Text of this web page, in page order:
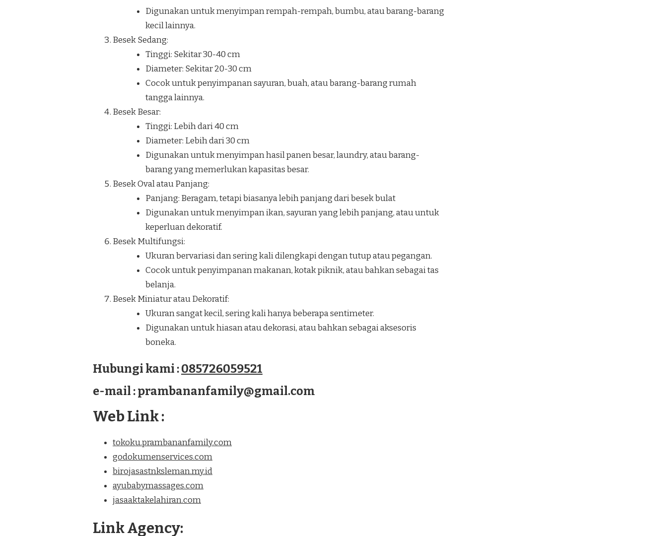
Digunakan untuk menyimpan rempah-rempah, bumbu, atau barang-barang
kecil lainnya.
Besek Sedang:
Tinggi: Sekitar 30-40 cm
Diameter: Sekitar 20-30 cm
Cocok untuk penyimpanan sayuran, buah, atau barang-barang rumah
tangga lainnya.
Besek Besar:
Tinggi: Lebih dari 40 cm
Diameter: Lebih dari 30 cm
Digunakan untuk menyimpan hasil panen besar, laundry, atau barang-
barang yang memerlukan kapasitas besar.
Besek Oval atau Panjang:
Panjang: Beragam, tetapi biasanya lebih panjang dari besek bulat
Digunakan untuk menyimpan ikan, sayuran yang lebih panjang, atau untuk
keperluan dekoratif.
Besek Multifungsi:
Ukuran bervariasi dan sering kali dilengkapi dengan tutup atau pegangan.
Cocok untuk penyimpanan makanan, kotak piknik, atau bahkan sebagai tas
belanja.
Besek Miniatur atau Dekoratif:
Ukuran sangat kecil, sering kali hanya beberapa sentimeter.
Digunakan untuk hiasan atau dekorasi, atau bahkan sebagai aksesoris
boneka.
Hubungi kami :085726059521
e-mail : prambananfamily@gmail.com
Web Link :
tokoku.prambananfamily.com
godokumenservices.com
birojasastnksleman.my.id
ayubabymassages.com
jasaaktakelahiran.com
Link Agency: